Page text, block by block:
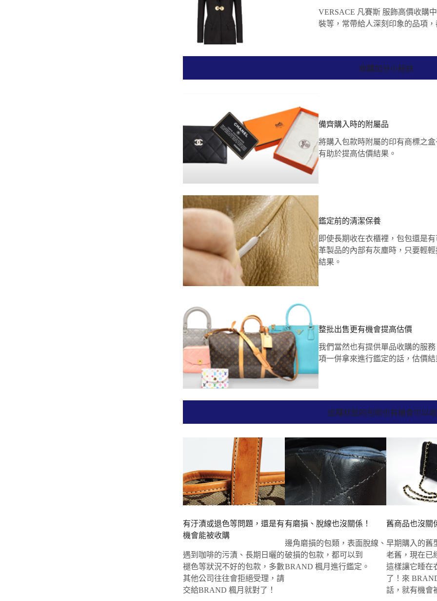
VERSACE 凡賽斯 服飾高價收購
裝等，常帶給人深刻印象的品項
收購加分小秘訣
備齊購入時的附屬品
將購入包款時附屬的印有商標之
有助於提高估價結果。
鑑定前的清潔保養
即使長期收在衣櫃裡，包包還是
革製品的內部有灰塵時，只要輕
結果。
整批出售更有機會提高估價
我們當然也有提供單品收購的服
項一併拿來進行鑑定的話，估價結
這種狀態的包款也有機會可以
有汙漬或退色等問題，還是有
機會能被收購
遇到咖啡的污漬、長期日曬的
褪色等狀況不好的包款，多數
其他公司往往會拒絕受理，請
交給BRAND 楓月就對了！
有磨損、脫線也沒關係！
邊角磨損的包類，表面脫線、
破損的包款，都可以到
BRAND 楓月進行鑑定。
舊商品也沒關
早期購入的舊
老舊，現在已
這樣讓它睡在
了！來
話，就有機會